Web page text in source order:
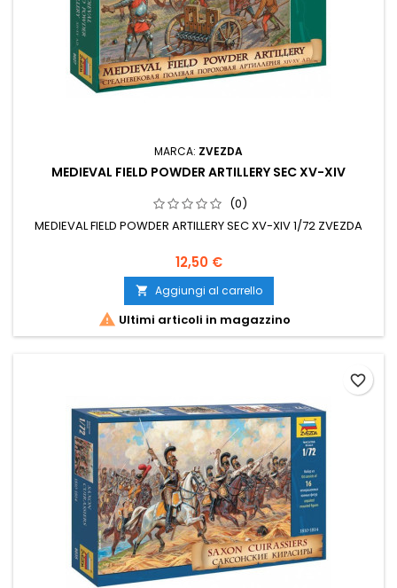
MARCA: ZVEZDA
MEDIEVAL FIELD POWDER ARTILLERY SEC XV-XIV
(0)
MEDIEVAL FIELD POWDER ARTILLERY SEC XV-XIV 1/72 ZVEZDA
12,50 €
 Aggiungi al carrello
 Ultimi articoli in magazzino
favorite_border